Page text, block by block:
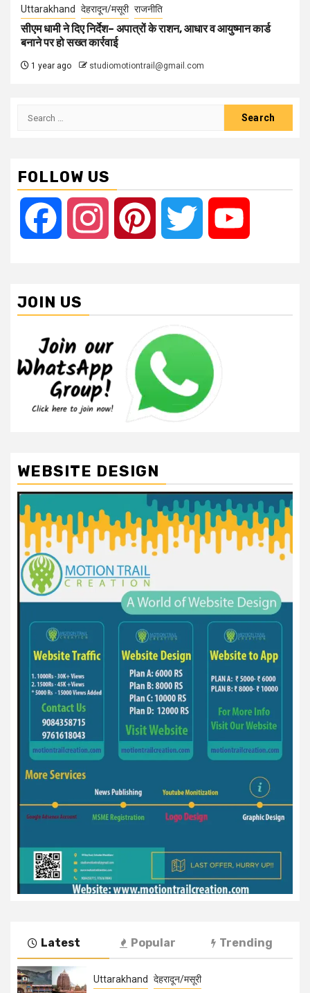
Uttarakhand देहरादून/मसूरी राजनीति
सीएम धामी ने दिए निर्देश– अपात्रों के राशन, आधार व आयुष्मान कार्ड
बनाने पर हो सख्त कार्रवाई
1 year ago studiomotiontrail@gmail.com
Search
FOLLOW US
Facebook Instagram Pinterest Twitter
JOIN US
WEBSITE DESIGN
Latest Popular Trending
Uttarakhand देहरादून/मसूरी